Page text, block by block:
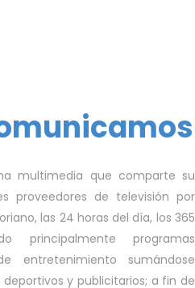
multimedia que comparte su
proveedores de televisión por
las 24 horas del día, los 365
principalmente programas
entretenimiento sumándose
y publicitarios; a fin de